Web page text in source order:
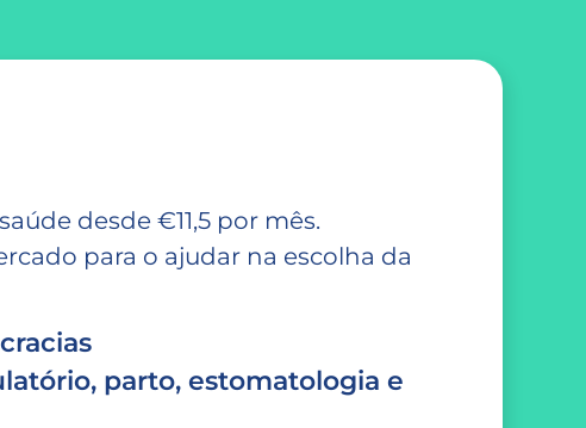
desde €11,5 por mês.
para o ajudar na escolha da
parto, estomatologia e